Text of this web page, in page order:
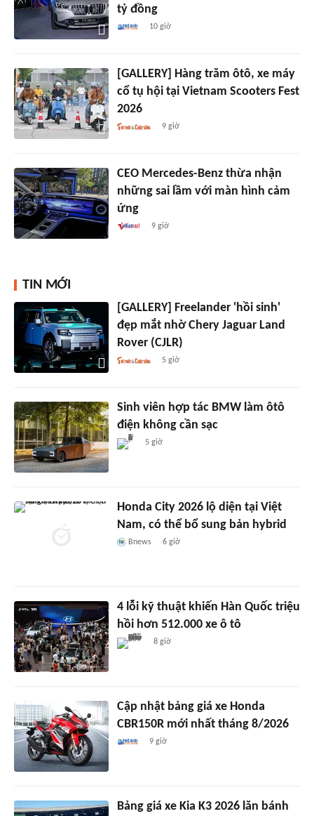
tỷ đồng
10 giờ
[GALLERY] Hàng trăm ôtô, xe máy
cổ tụ hội tại Vietnam Scooters Fest
2026
9 giờ
CEO Mercedes-Benz thừa nhận
những sai lầm với màn hình cảm
ứng
9 giờ
TIN MỚI
[GALLERY] Freelander 'hồi sinh'
đẹp mắt nhờ Chery Jaguar Land
Rover (CJLR)
5 giờ
Sinh viên hợp tác BMW làm ôtô
điện không cần sạc
5 giờ
Honda City 2026 lộ diện tại Việt
Nam, có thể bổ sung bản hybrid
Bnews 6 giờ
4 lỗi kỹ thuật khiến Hàn Quốc triệu
hồi hơn 512.000 xe ô tô
8 giờ
Cập nhật bảng giá xe Honda
CBR150R mới nhất tháng 8/2026
9 giờ
Bảng giá xe Kia K3 2026 lăn bánh